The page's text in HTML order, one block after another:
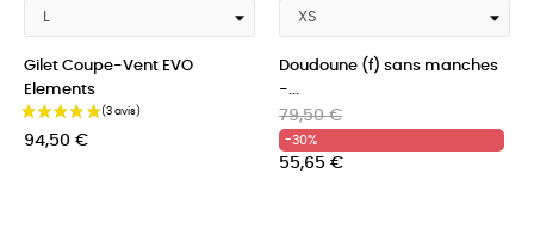
Gilet Coupe-Vent EVO
Elements
Prix
94,50 €
Doudoune (f) sans manches
-...
Prix
habituel
79,50 €
-30%
Prix
55,65 €